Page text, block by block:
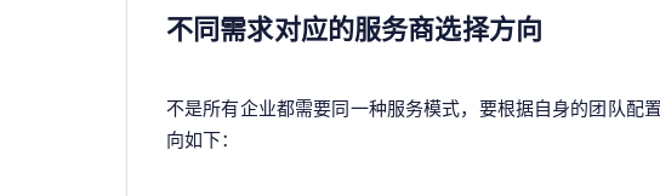
不同需求对应的服务商选择方向
不是所有企业都需要同一种服务模式，要根据自身的团队配
向如下：